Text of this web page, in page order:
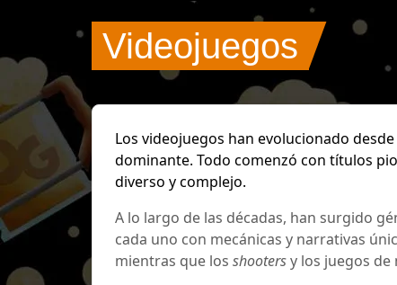
Videojuegos
Los videojuegos han evolucionado
dominante. Todo comenzó con títulos
diverso y complejo.
A lo largo de las décadas, han surgido
cada uno con mecánicas y narrativas
mientras que los shootersy los juegos